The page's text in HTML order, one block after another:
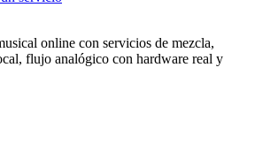
online con servicios de mezcla,
flujo analógico con hardware real y